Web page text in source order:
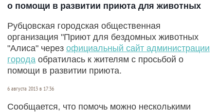
о помощи в развитии приюта для животных
Рубцовская городская общественная
организация "Приют для бездомных животных
"Алиса" через официальный сайт администрации
города обратилась к жителям с просьбой о
помощи в развитии приюта.
6 августа 2013 в 17:36
Сообщается, что помочь можно несколькими